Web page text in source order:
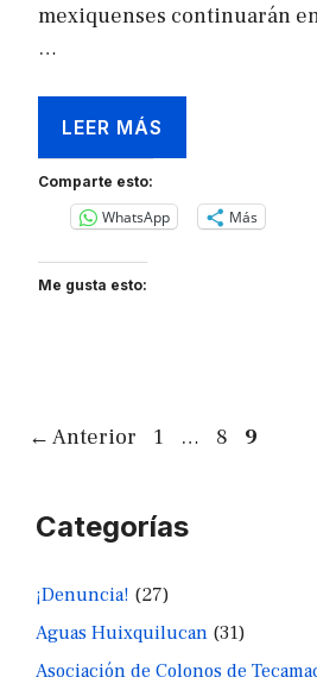
mexiquenses continuarán
…
LEER MÁS
Comparte esto:
WhatsApp Más
Me gusta esto:
← Anterior Página
1 … Página
8 Página
9
Categorías
¡Denuncia! (27)
Aguas Huixquilucan (31)
Asociación de Colonos de